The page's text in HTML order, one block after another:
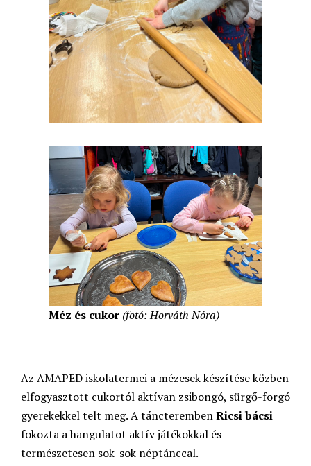
Méz és cukor (fotó: Horváth Nóra)
Az AMAPED iskolatermei a mézesek készítése közben
elfogyasztott cukortól aktívan zsibongó, sürgő-forgó
gyerekekkel telt meg. A táncterembenRicsi bácsi
fokozta a hangulatot aktív játékokkal és
természetesen sok-sok néptánccal.